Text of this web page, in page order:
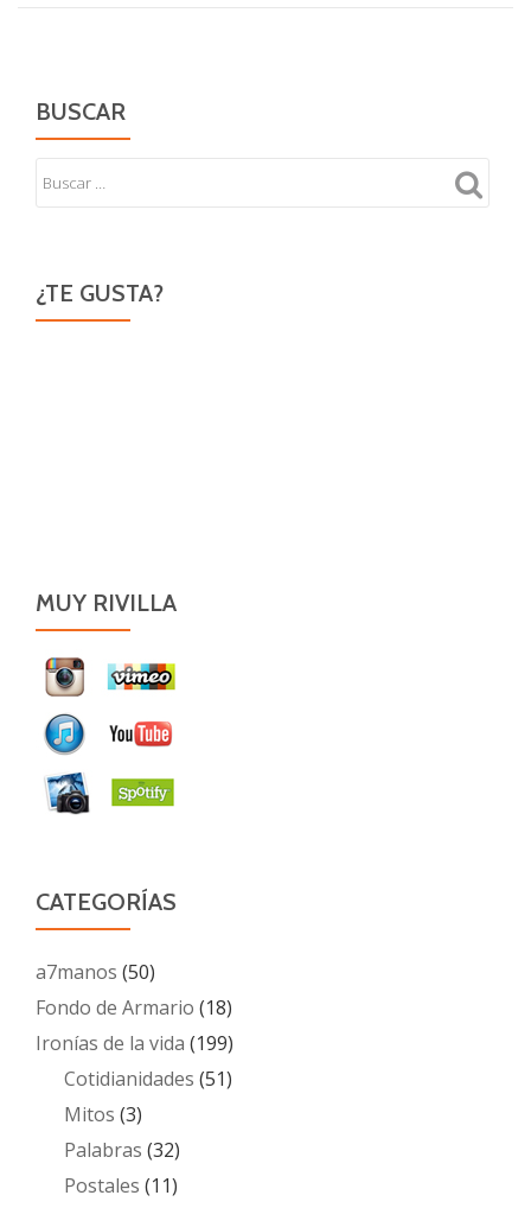
siglo
BUSCAR
¿TE GUSTA?
MUY RIVILLA
CATEGORÍAS
a7manos (50)
Fondo de Armario (18)
Ironías de la vida (199)
Cotidianidades (51)
Mitos (3)
Palabras (32)
Postales (11)